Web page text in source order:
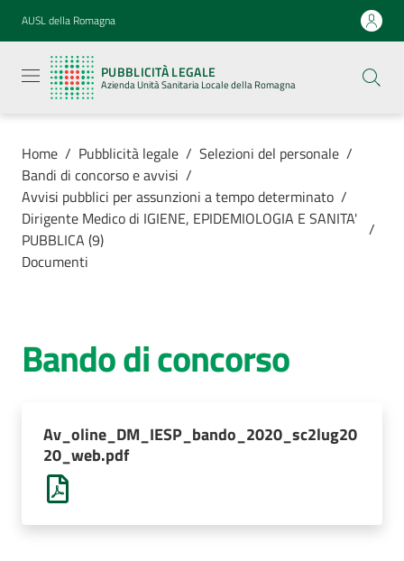
Vai al contenuto
Vai alla navigazione
Vai al footer
AUSL della Romagna
PUBBLICITÀ LEGALE
Azienda Unità Sanitaria Locale della Romagna
legale
Azienda
Unità
Locale della
Azienda
Luoghi di
cura
AUSL
Comunica
Home / Pubblicità legale / Selezioni del personale /
Bandi di concorso e avvisi /
Avvisi pubblici per assunzioni a tempo determinato /
Dirigente Medico di IGIENE, EPIDEMIOLOGIA E SANITA'
PUBBLICA (9)
/
Documenti
Bando di concorso
Av_oline_DM_IESP_bando_2020_sc2lug20
20_web.pdf